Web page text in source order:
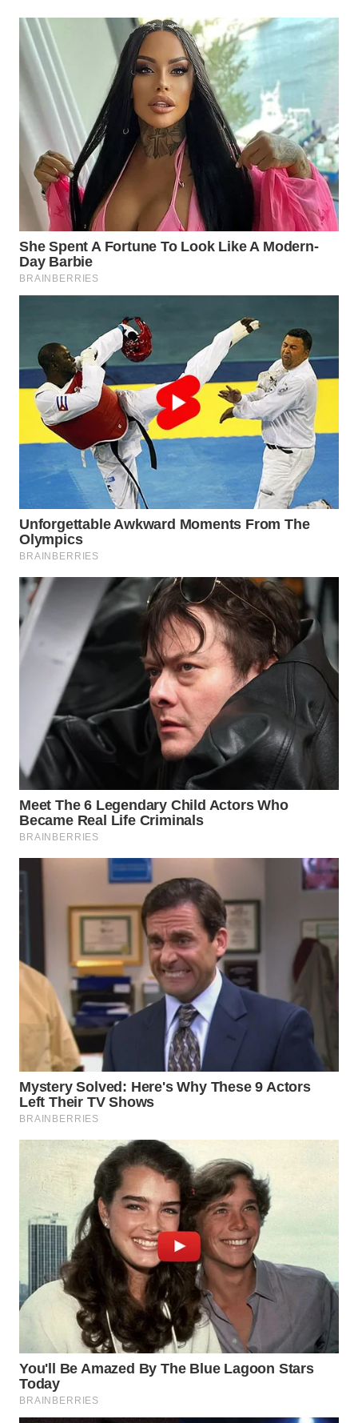
INDRAMAYU
WN
KUNINGAN
WN
MAJALENGKA
WN
SUBANG
WN
SUKABUMI
WN
PRIANGAN
TIMUR
WN
SEMARANG
SOLO
WN
BOROBUDUR
MADURA
WN
SURABAYA
WN
NATUNA
WN
BINTAN
WN
WN
LABUANBAJO
WN
BORNEO
Wahana
Media
Group
WAHANA
NEWS
WAHANA
TANI
WAHANA
ADVOKAT
WAHANA
INFRASTRUKTUR
WAHANA
KONSUMEN